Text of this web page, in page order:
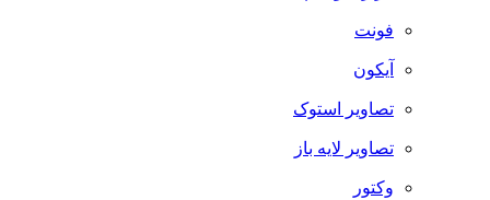
فونت
آیکون
تصاویر استوک
تصاویر لایه باز
وکتور